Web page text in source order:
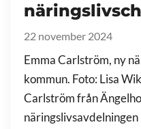
22 november 2024
Emma Carlström, ny
kommun. Foto: Lisa
Carlström från